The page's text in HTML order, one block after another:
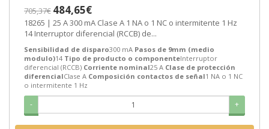
705,37€ 484,65€
18265 | 25 A 300 mA Clase A 1 NA o 1 NC o intermitente 1 Hz
14 Interruptor diferencial (RCCB) de...
Sensibilidad de disparo300 mA Pasos de 9mm (medio
modulo)14 Tipo de producto o componenteInterruptor
diferencial (RCCB) Corriente nominal25 A Clase de protección
diferencialClase A Composición contactos de señal1 NA o 1 NC
o intermitente 1 Hz
- +